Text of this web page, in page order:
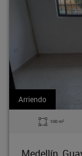
3 Alcobas